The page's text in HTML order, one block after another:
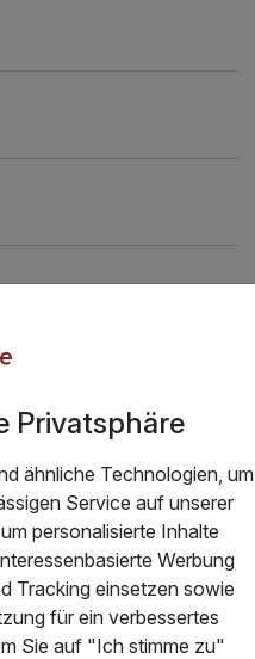
p.P. ab216,00 €
Privatsphäre
ähnliche Technologien, um
Service auf unserer
personalisierte Inhalte
Werbung
Tracking einsetzen sowie
für ein verbessertes
Sie auf "Ich stimme zu"